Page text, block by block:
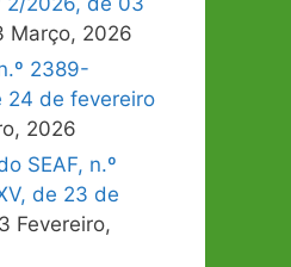
Março, 2026
2389-
24 de fevereiro
2026
SEAF, n.º
de 23 de
Fevereiro,